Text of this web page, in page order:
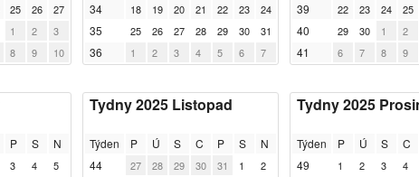
25 26 27
1 2 3
8 9 10
34 18 19 20 21 22 23 24
35 25 26 27 28 29 30 31
36 1 2 3 4 5 6 7
39 22 23 24 25
40 29 30 1 2
41 6 7 8 9
P S
N
3 4 5
Tydny 2025 Listopad
Týden P Ú S C P S
N
44
27 28 29 30 31 1 2
Tydny 2025
Týden P Ú S C
49
1 2 3 4